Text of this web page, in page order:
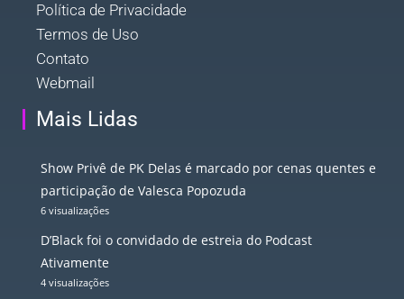
Política de Privacidade
Termos de Uso
Contato
Webmail
Mais Lidas
Show Privê de PK Delas é marcado por cenas quentes e
participação de Valesca Popozuda
6 visualizações
D’Black foi o convidado de estreia do Podcast
Ativamente
4 visualizações